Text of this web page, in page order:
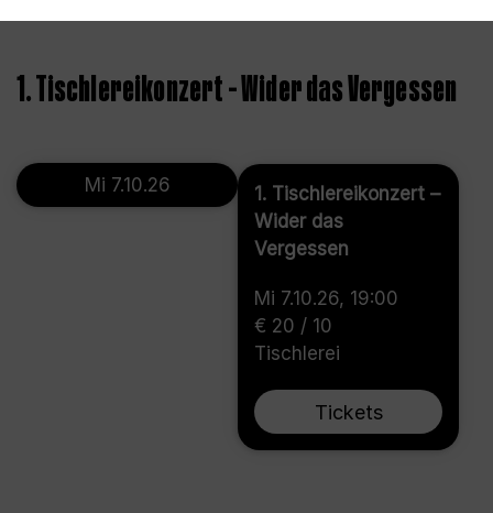
1. Tischlereikonzert – Wider das Vergessen
Mi 7.10.26
1. Tischlereikonzert –
Wider das
Vergessen
Mi 7.10.26, 19:00
€ 20 / 10
Tischlerei
Tickets